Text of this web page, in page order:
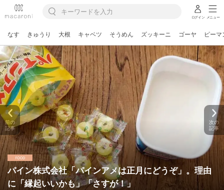
ログイン メニュー
なす きゅうり 大根 キャベツ そうめん ズッキーニ ゴーヤ ピーマ
パイン株式会社「パインアメは正月にどうぞ」。理由
に「縁起いいかも」「さすが！」
前の
記事
次の
記事